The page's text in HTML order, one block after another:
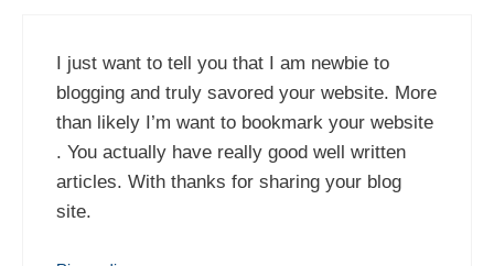
I just want to tell you that I am newbie to
blogging and truly savored your website. More
than likely I’m want to bookmark your website
. You actually have really good well written
articles. With thanks for sharing your blog
site.